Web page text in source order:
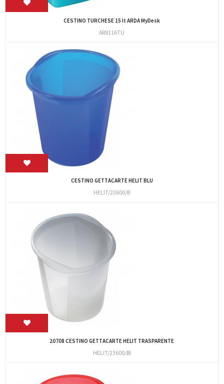
CESTINO TURCHESE 15 lt ARDA MyDesk
AR8116TU
CESTINO GETTACARTE HELIT BLU
HELIT/23600/B
20708 CESTINO GETTACARTE HELIT TRASPARENTE
HELIT/23600/BI